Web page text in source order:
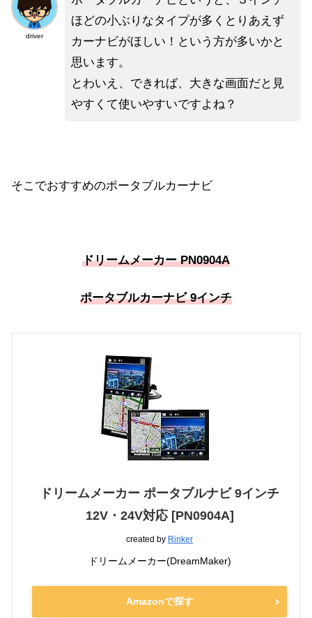
driver
ほどの小ぶりなタイプが多くとりあえず
カーナビがほしい！という方が多いかと
思います。
とわいえ、できれば、大きな画面だと見
やすくて使いやすいですよね？
そこでおすすめのポータブルカーナビ
ドリームメーカー PN0904A
ポータブルカーナビ 9インチ
ドリームメーカー ポータブルナビ 9インチ
12V・24V対応 [PN0904A]
created by Rinker
ドリームメーカー(DreamMaker)
Amazonで探す